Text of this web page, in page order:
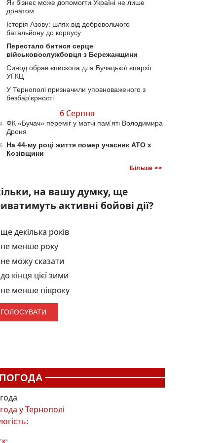
Як бізнес може допомогти Україні не лише
донатом
Історія Азову: шлях від добровольчого
батальйону до корпусу
Перестало битися серце
військовослужбовця з Бережанщини
Синод обрав єпископа для Бучацької єпархії
УГКЦ
У Тернополі призначили уповноваженого з
безбар’єрності
6 Серпня
ФК «Бучач» переміг у матчі пам’яті Володимира
Дроня
На 44-му році життя помер учасник АТО з
Козівщини
Більше >>
на вашу думку, ще
активні бойові дії?
ще декілька років
не менше року
не можу сказати
до кінця цієї зими
не менше півроку
ПОГОДА
уТернополі